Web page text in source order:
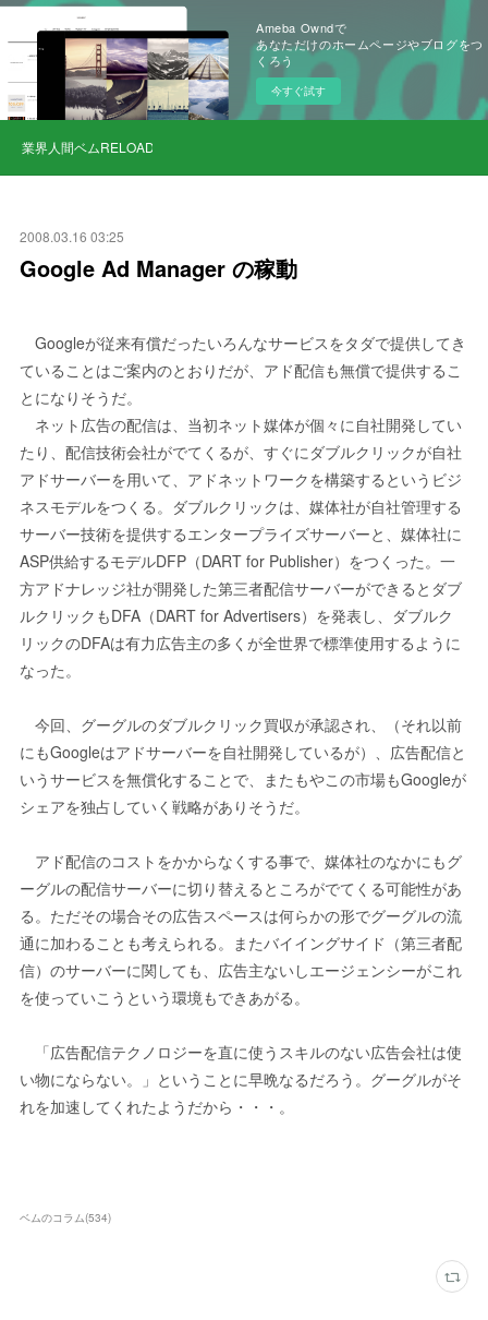
Ameba Owndで
あなただけのホームページやブログをつ
くろう
今すぐ試す
業界人間ベムRELOAD
2008.03.16 03:25
Google Ad Manager の稼動
Googleが従来有償だったいろんなサービスをタダで提供してき
ていることはご案内のとおりだが、アド配信も無償で提供するこ
とになりそうだ。
ネット広告の配信は、当初ネット媒体が個々に自社開発してい
たり、配信技術会社がでてくるが、すぐにダブルクリックが自社
アドサーバーを用いて、アドネットワークを構築するというビジ
ネスモデルをつくる。ダブルクリックは、媒体社が自社管理する
サーバー技術を提供するエンタープライズサーバーと、媒体社に
ASP供給するモデルDFP（DART for Publisher）をつくった。一
方アドナレッジ社が開発した第三者配信サーバーができるとダブ
ルクリックもDFA（DART for Advertisers）を発表し、ダブルク
リックのDFAは有力広告主の多くが全世界で標準使用するように
なった。
今回、グーグルのダブルクリック買収が承認され、（それ以前
にもGoogleはアドサーバーを自社開発しているが）、広告配信と
いうサービスを無償化することで、またもやこの市場もGoogleが
シェアを独占していく戦略がありそうだ。
アド配信のコストをかからなくする事で、媒体社のなかにもグ
ーグルの配信サーバーに切り替えるところがでてくる可能性があ
る。ただその場合その広告スペースは何らかの形でグーグルの流
通に加わることも考えられる。またバイイングサイド（第三者配
信）のサーバーに関しても、広告主ないしエージェンシーがこれ
を使っていこうという環境もできあがる。
「広告配信テクノロジーを直に使うスキルのない広告会社は使
い物にならない。」ということに早晩なるだろう。グーグルがそ
れを加速してくれたようだから・・・。
ベムのコラム(534)